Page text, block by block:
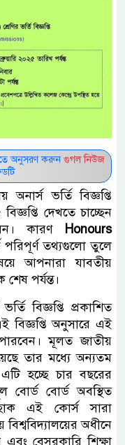
অনুসরণ করুন গুগল নিউজ
অনার্স ভর্তি বিজ্ঞপ্তি
দেখতে চাচ্ছেন
কারণ
Honours
পরিপূর্ণ তথ্যগুলো তুলে
আপনারা যাবতীয়
পর্যন্ত।
বিজ্ঞপ্তি প্রকাশিত
অনুসারে এই
মূলত জাতীয়
তার মধ্যে অন্যতম
হচ্ছে চার বছরের
বোর্ড বোর্ড অবস্থিত
এই কোর্স সারা
অধীনে
বেসরকারি শিক্ষা